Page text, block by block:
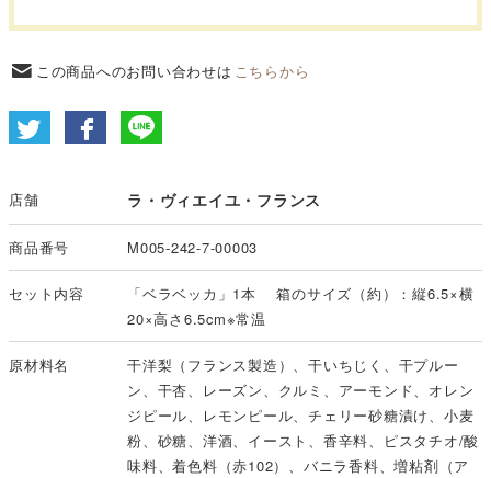
この商品へのお問い合わせは こちらから
店舗 ラ・ヴィエイユ・フランス
商品番号 M005-242-7-00003
セット内容
「ベラベッカ」1本 箱のサイズ（約）：縦6.5×横
20×高さ6.5cm※常温
原材料名
干洋梨（フランス製造）、干いちじく、干プルー
ン、干杏、レーズン、クルミ、アーモンド、オレン
ジピール、レモンピール、チェリー砂糖漬け、小麦
粉、砂糖、洋酒、イースト、香辛料、ピスタチオ/酸
味料、着色料（赤102）、バニラ香料、増粘剤（ア